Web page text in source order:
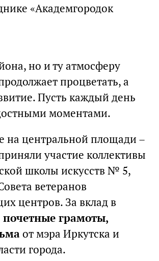
«Академгородок
но и ту атмосферу
процветать, а
Пусть каждый день
моментами.
на центральной площади –
участие коллективы
школы искусств № 5,
ветеранов
центров. За вклад в
грамоты,
от мэра Иркутска и
города.